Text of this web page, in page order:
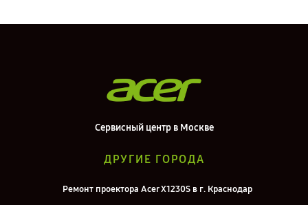
Сервисный центр в Москве
ДРУГИЕ ГОРОДА
Ремонт проектора Acer X1230S в г. Краснодар